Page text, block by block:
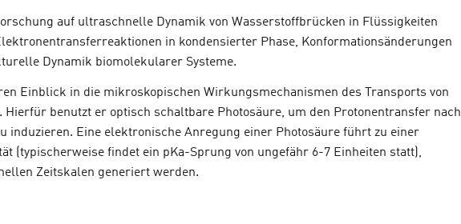
auf ultraschnelle Dynamik von Wasserstoffbrücken in Flüssigkeiten
in kondensierter Phase, Konformationsänderungen
Dynamik biomolekularer Systeme.
Einblick in die mikroskopischen Wirkungsmechanismen des Transports von
Hierfür benutzt er optisch schaltbare Photosäure, um den Protonentransfer nach
induzieren. Eine elektronische Anregung einer Photosäure führt zu einer
(typischerweise findet ein pKa-Sprung von ungefähr 6-7 Einheiten statt),
Zeitskalen generiert werden.
Ladungsverteilungen